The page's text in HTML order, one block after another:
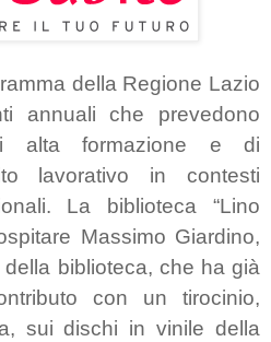
della Regione Lazio
annuali che prevedono
alta formazione e di
lavorativo in contesti
La biblioteca “Lino
Massimo Giardino,
biblioteca, che ha già
con un tirocinio,
sui dischi in vinile della